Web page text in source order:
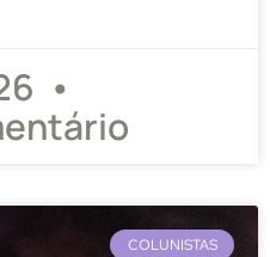
COLUNISTAS